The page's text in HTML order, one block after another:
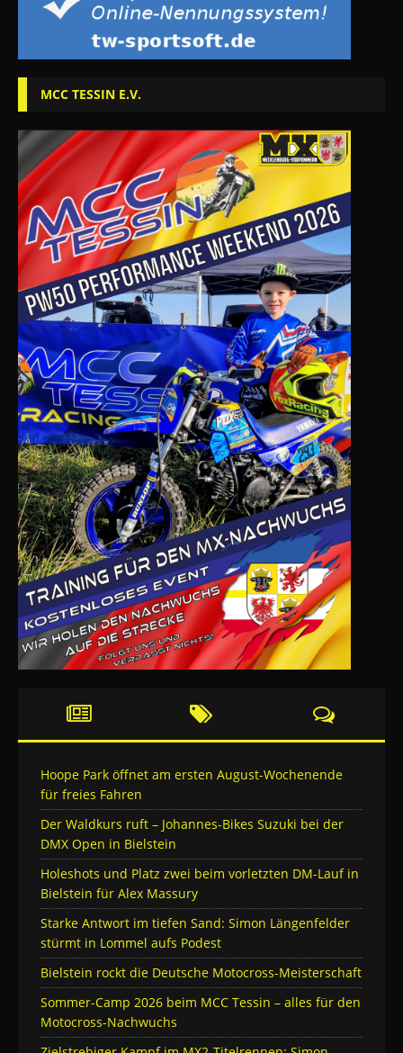
MCC TESSIN E.V.
Hoope Park öffnet am ersten August-Wochenende
für freies Fahren
Der Waldkurs ruft – Johannes-Bikes Suzuki bei der
DMX Open in Bielstein
Holeshots und Platz zwei beim vorletzten DM-Lauf in
Bielstein für Alex Massury
Starke Antwort im tiefen Sand: Simon Längenfelder
stürmt in Lommel aufs Podest
Bielstein rockt die Deutsche Motocross-Meisterschaft
Sommer-Camp 2026 beim MCC Tessin – alles für den
Motocross-Nachwuchs